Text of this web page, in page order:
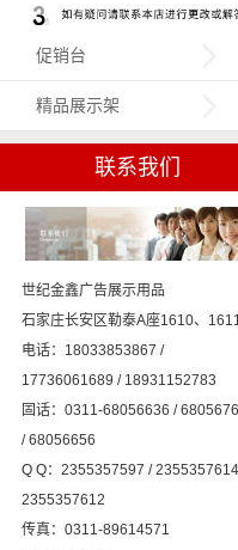
X展架
促销台
精品展示架
联系我们
世纪金鑫广告展示用品
石家庄长安区勒泰A座1610、
电话：18033853867 /
17736061689 / 18931152783
固话：0311-68056636 /
/ 68056656
Q Q：2355357597 /
2355357612
传真：0311-89614571